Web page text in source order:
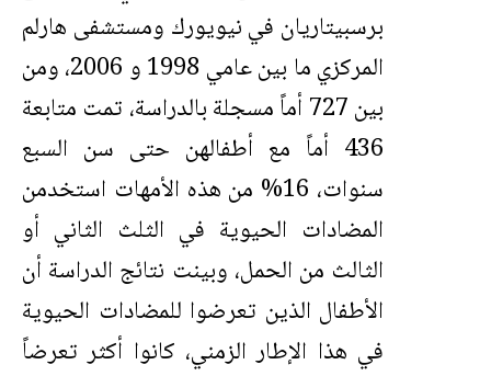
برسبيتاريان في نيويورك ومستشفى هارلم
المركزي ما بين عامي 1998 و 2006، ومن
بين 727 أماً مسجلة بالدراسة، تمت متابعة
436 أماً مع أطفالهن حتى سن السبع
سنوات، 16% من هذه الأمهات استخدمن
المضادات الحيوية في الثلث الثاني أو
الثالث من الحمل، وبينت نتائج الدراسة أن
الأطفال الذين تعرضوا للمضادات الحيوية
في هذا الإطار الزمني، كانوا أكثر تعرضاً